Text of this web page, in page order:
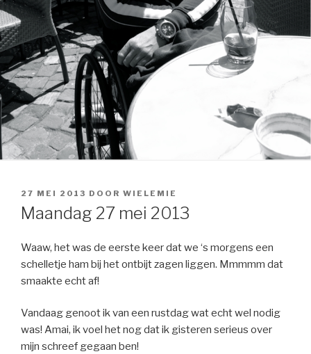
GEPLAATST
OP
27 MEI 2013 DOOR WIELEMIE
Maandag 27 mei 2013
Waaw, het was de eerste keer dat we ‘s morgens een
schelletje ham bij het ontbijt zagen liggen. Mmmmm dat
smaakte echt af!
Vandaag genoot ik van een rustdag wat echt wel nodig
was! Amai, ik voel het nog dat ik gisteren serieus over
mijn schreef gegaan ben!